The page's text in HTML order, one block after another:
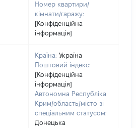
Номер квартири/
кімнати/гаражу:
[Конфіденційна
інформація]
Країна: Україна
Поштовий індекс:
[Конфіденційна
інформація]
Автономна Республіка
Крим/область/місто зі
спеціальним статусом:
Донецька